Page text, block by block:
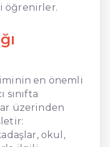
öğrenirler.
en önemli
sınıfta
üzerinden
okul,